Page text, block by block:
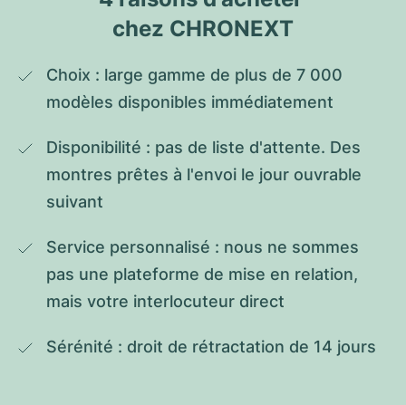
chez CHRONEXT
Choix : large gamme de plus de 7 000
modèles disponibles immédiatement
Disponibilité : pas de liste d'attente. Des
montres prêtes à l'envoi le jour ouvrable
suivant
Service personnalisé : nous ne sommes
pas une plateforme de mise en relation,
mais votre interlocuteur direct
Sérénité : droit de rétractation de 14 jours